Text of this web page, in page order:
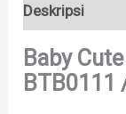
Deskripsi
Baby
BTB0111